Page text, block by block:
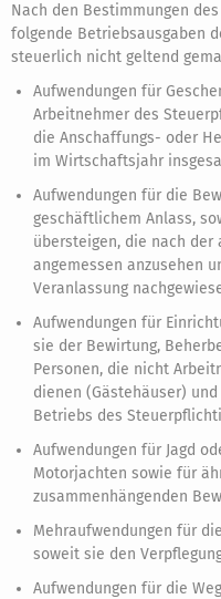
Nach den Bestimmungen
folgende Betriebsausgaben
steuerlich nicht geltend
Aufwendungen für
Arbeitnehmer des
die Anschaffungs- oder
im Wirtschaftsjahr
Aufwendungen für die
geschäftlichem Anlass,
übersteigen, die nach der
angemessen anzusehen
Veranlassung
Aufwendungen für
sie der Bewirtung,
Personen, die nicht
dienen (Gästehäuser)
Betriebs des
Aufwendungen für Jagd
Motorjachten sowie für
zusammenhängenden
Mehraufwendungen für
soweit sie den
Aufwendungen für die